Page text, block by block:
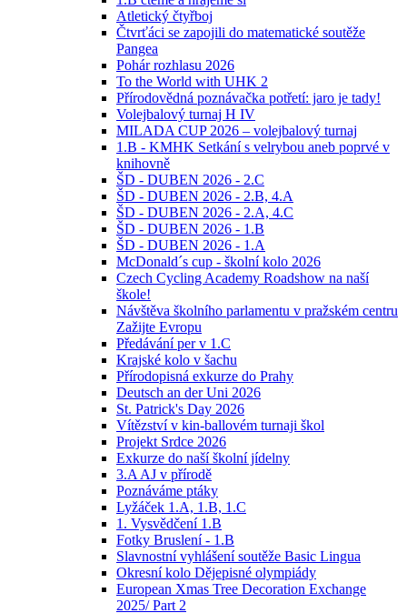
Atletický čtyřboj
Čtvrťáci se zapojili do matematické soutěže
Pangea
Pohár rozhlasu 2026
To the World with UHK 2
Přírodovědná poznávačka potřetí: jaro je tady!
Volejbalový turnaj H IV
MILADA CUP 2026 – volejbalový turnaj
1.B - KMHK Setkání s velrybou aneb poprvé v
knihovně
ŠD - DUBEN 2026 - 2.C
ŠD - DUBEN 2026 - 2.B, 4.A
ŠD - DUBEN 2026 - 2.A, 4.C
ŠD - DUBEN 2026 - 1.B
ŠD - DUBEN 2026 - 1.A
McDonald´s cup - školní kolo 2026
Czech Cycling Academy Roadshow na naší
škole!
Návštěva školního parlamentu v pražském centru
Zažijte Evropu
Předávání per v 1.C
Krajské kolo v šachu
Přírodopisná exkurze do Prahy
Deutsch an der Uni 2026
St. Patrick's Day 2026
Vítězství v kin-ballovém turnaji škol
Projekt Srdce 2026
Exkurze do naší školní jídelny
3.A AJ v přírodě
Poznáváme ptáky
Lyžáček 1.A, 1.B, 1.C
1. Vysvědčení 1.B
Fotky Bruslení - 1.B
Slavnostní vyhlášení soutěže Basic Lingua
Okresní kolo Dějepisné olympiády
European Xmas Tree Decoration Exchange
2025/ Part 2